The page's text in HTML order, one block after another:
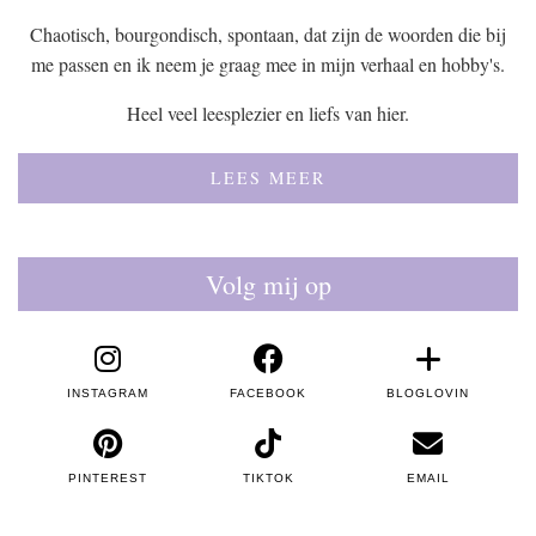
Chaotisch, bourgondisch, spontaan, dat zijn de woorden die bij
me passen en ik neem je graag mee in mijn verhaal en hobby's.
Heel veel leesplezier en liefs van hier.
LEES MEER
Volg mij op
INSTAGRAM FACEBOOK BLOGLOVIN
PINTEREST TIKTOK EMAIL